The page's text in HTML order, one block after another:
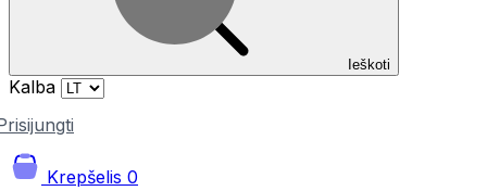
Ieškoti
Kalba
Krepšelis 0